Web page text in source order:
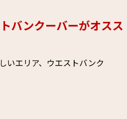
バンクーバーがオスス
いエリア、ウエストバンク